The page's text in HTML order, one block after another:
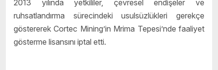
2013 yılında yetkililer, çevresel endişeler ve
ruhsatlandırma sürecindeki usulsüzlükleri gerekçe
göstererek Cortec Mining’in Mrima Tepesi’nde faaliyet
gösterme lisansını iptal etti.